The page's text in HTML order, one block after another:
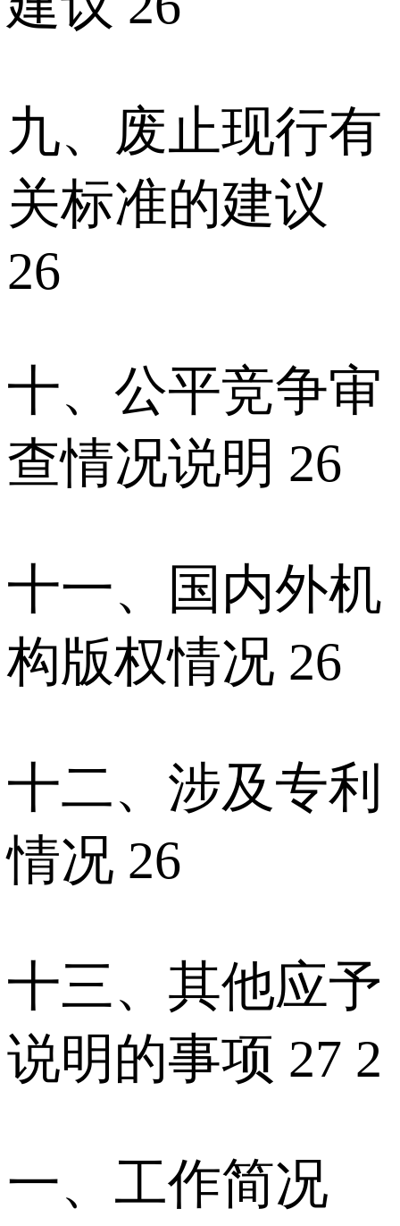
九、废止现行有
关标准的建议
26
十、公平竞争审
查情况说明 26
十一、国内外机
构版权情况 26
十二、涉及专利
情况 26
十三、其他应予
说明的事项 27 2
一、工作简况